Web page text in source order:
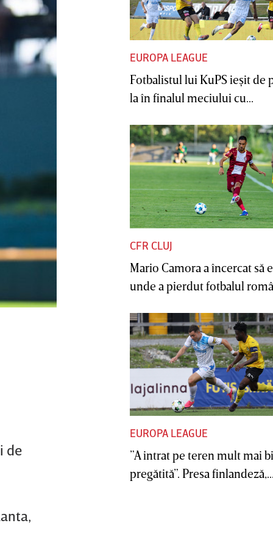
de
EUROPA LEAGUE
Fotbalistul lui KuPS ieşit de
la în finalul meciului cu...
CFR CLUJ
Mario Camora a încercat să
unde a pierdut fotbalul
EUROPA LEAGUE
”A intrat pe teren mult mai
pregătită”. Presa